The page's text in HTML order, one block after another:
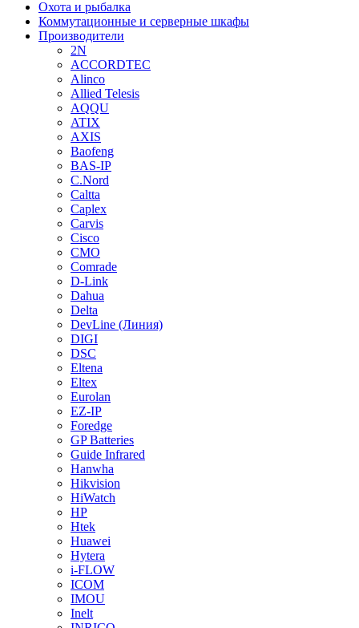
Охота и рыбалка
Коммутационные и серверные шкафы
Производители
2N
ACCORDTEC
Alinco
Allied Telesis
AQQU
ATIX
AXIS
Baofeng
BAS-IP
C.Nord
Caltta
Caplex
Carvis
Cisco
CMO
Comrade
D-Link
Dahua
Delta
DevLine (Линия)
DIGI
DSC
Eltena
Eltex
Eurolan
EZ-IP
Foredge
GP Batteries
Guide Infrared
Hanwha
Hikvision
HiWatch
HP
Htek
Huawei
Hytera
i-FLOW
ICOM
IMOU
Inelt